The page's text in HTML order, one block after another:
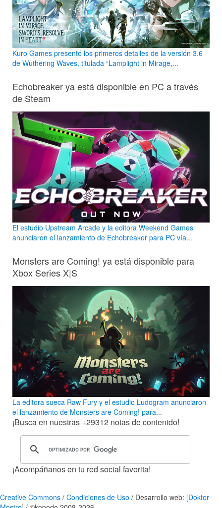
Kuro Games presentó los primeros detalles de la versión 3.6
de Wuthering Waves, titulada “Lamplight in Mirage,...
Echobreaker ya está disponible en PC a través
de Steam
El estudio Upstream Arcade y la editora Weekend Games
anunciaron el lanzamiento de Echobreaker para PC vía...
Monsters are Coming! ya está disponible para
Xbox Series X|S
La editora sueca Raw Fury y el estudio Ludogram anunciaron
el lanzamiento de Monsters are Coming! para...
¡Busca en nuestras +29312 notas de contenido!
¡Acompáñanos en tu red social favorita!
Creative Commons / Condiciones de Uso / Desarrollo web: [Doktor